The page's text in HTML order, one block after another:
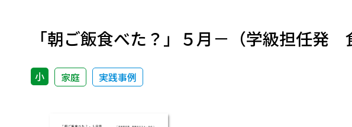
「朝ご飯食べた？」５月－（学級担任発
小 家庭 実践事例